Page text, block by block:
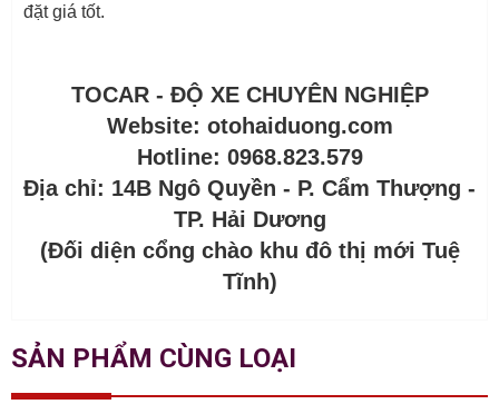
đặt giá tốt.
TOCAR - ĐỘ XE CHUYÊN NGHIỆP
Website: otohaiduong.com
Hotline: 0968.823.579
Địa chỉ: 14B Ngô Quyền - P. Cẩm Thượng -
TP. Hải Dương
(Đối diện cổng chào khu đô thị mới Tuệ
Tĩnh)
SẢN PHẨM CÙNG LOẠI